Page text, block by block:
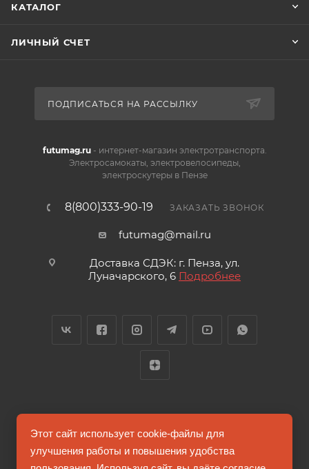
КАТАЛОГ
ЛИЧНЫЙ СЧЕТ
ПОДПИСАТЬСЯ НА РАССЫЛКУ
futumag.ru- интернет-магазин электротранспорта.
Электросамокаты, электровелосипеды,
электроскутеры в Пензе
8(800)333-90-19 ЗАКАЗАТЬ ЗВОНОК
futumag@mail.ru
Доставка СДЭК: г. Пенза, ул.
Луначарского, 6 Подробнее
2026 © FUTUMAG.RU
Этот сайт использует cookie-файлы для
улучшения работы и повышения удобства